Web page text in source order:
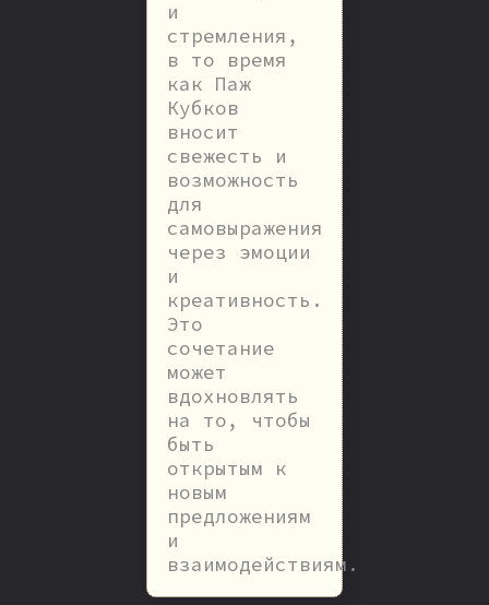
и
стремления,
в то время
как Паж
Кубков
вносит
свежесть и
возможность
для
самовыражения
через эмоции
и
креативность.
Это
сочетание
может
вдохновлять
на то, чтобы
быть
открытым к
новым
предложениям
и
взаимодействиям.